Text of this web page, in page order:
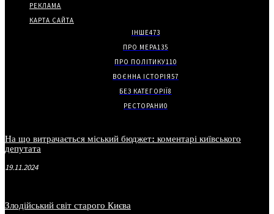
РЕКЛАМА
КАРТА САЙТА
ІНШЕ473
ПРО МЕРА135
ПРО ПОЛІТИКУ110
ВОЄННА ІСТОРІЯ57
БЕЗ КАТЕГОРІЇ8
РЕСТОРАНИ0
На що витрачається міський бюджет: коментарі київського
депутата
19.11.2024
Злодійський світ старого Києва